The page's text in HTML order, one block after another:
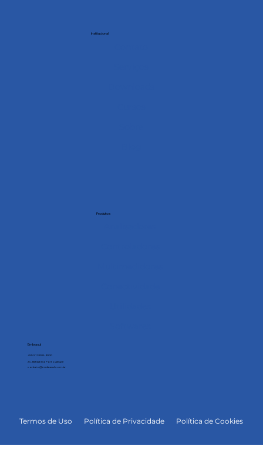
Termos de Uso Política de Privacidade Política de Cookies
Institucional
Embrasul
+55 51 3358-4000
Av. Bahia 684, Porto Alegre
contato@embrasul.com.br
Produtos